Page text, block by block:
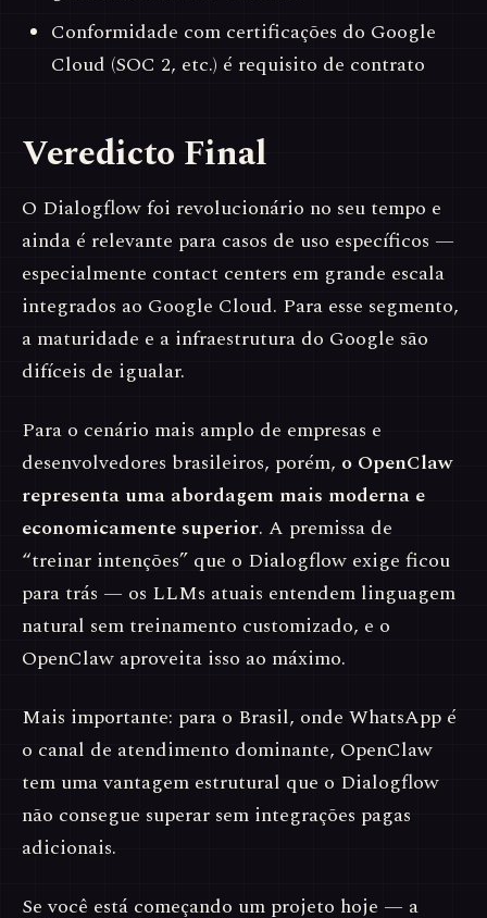
Conformidade com certificações do Google
Cloud (SOC 2, etc.) é requisito de contrato
Veredicto Final
O Dialogflow foi revolucionário no seu tempo e
ainda é relevante para casos de uso específicos —
especialmente contact centers em grande escala
integrados ao Google Cloud. Para esse segmento,
a maturidade e a infraestrutura do Google são
difíceis de igualar.
Para o cenário mais amplo de empresas e
desenvolvedores brasileiros, porém, o OpenClaw
representa uma abordagem mais moderna e
economicamente superior. A premissa de
“treinar intenções” que o Dialogflow exige ficou
para trás — os LLMs atuais entendem linguagem
natural sem treinamento customizado, e o
OpenClaw aproveita isso ao máximo.
Mais importante: para o Brasil, onde WhatsApp é
o canal de atendimento dominante, OpenClaw
tem uma vantagem estrutural que o Dialogflow
não consegue superar sem integrações pagas
adicionais.
Se você está começando um projeto hoje — a